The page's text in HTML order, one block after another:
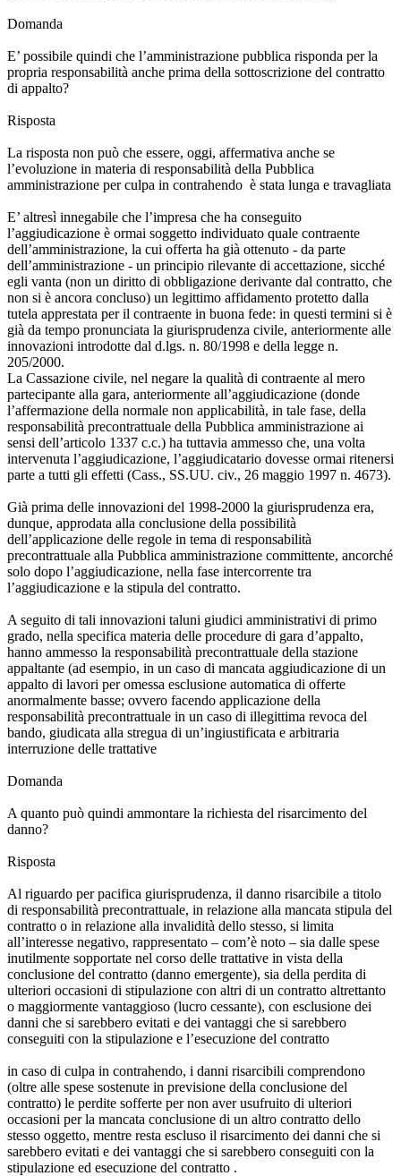
Domanda
E’ possibile quindi che l’amministrazione pubblica risponda per la
propria responsabilità anche prima della sottoscrizione del contratto
di appalto?
Risposta
La risposta non può che essere, oggi, affermativa anche se
l’evoluzione in materia di responsabilità della Pubblica
amministrazione per culpa in contrahendo è stata lunga e travagliata
E’ altresì innegabile che l’impresa che ha conseguito
l’aggiudicazione è ormai soggetto individuato quale contraente
dell’amministrazione, la cui offerta ha già ottenuto - da parte
dell’amministrazione - un principio rilevante di accettazione, sicché
egli vanta (non un diritto di obbligazione derivante dal contratto, che
non si è ancora concluso) un legittimo affidamento protetto dalla
tutela apprestata per il contraente in buona fede: in questi termini si è
già da tempo pronunciata la giurisprudenza civile, anteriormente alle
innovazioni introdotte dal d.lgs. n. 80/1998 e della legge n.
205/2000.
La Cassazione civile, nel negare la qualità di contraente al mero
partecipante alla gara, anteriormente all’aggiudicazione (donde
l’affermazione della normale non applicabilità, in tale fase, della
responsabilità precontrattuale della Pubblica amministrazione ai
sensi dell’articolo 1337 c.c.) ha tuttavia ammesso che, una volta
intervenuta l’aggiudicazione, l’aggiudicatario dovesse ormai ritenersi
parte a tutti gli effetti (Cass., SS.UU. civ., 26 maggio 1997 n. 4673).
Già prima delle innovazioni del 1998-2000 la giurisprudenza era,
dunque, approdata alla conclusione della possibilità
dell’applicazione delle regole in tema di responsabilità
precontrattuale alla Pubblica amministrazione committente, ancorché
solo dopo l’aggiudicazione, nella fase intercorrente tra
l’aggiudicazione e la stipula del contratto.
A seguito di tali innovazioni taluni giudici amministrativi di primo
grado, nella specifica materia delle procedure di gara d’appalto,
hanno ammesso la responsabilità precontrattuale della stazione
appaltante (ad esempio, in un caso di mancata aggiudicazione di un
appalto di lavori per omessa esclusione automatica di offerte
anormalmente basse; ovvero facendo applicazione della
responsabilità precontrattuale in un caso di illegittima revoca del
bando, giudicata alla stregua di un’ingiustificata e arbitraria
interruzione delle trattative
Domanda
A quanto può quindi ammontare la richiesta del risarcimento del
danno?
Risposta
Al riguardo per pacifica giurisprudenza, il danno risarcibile a titolo
di responsabilità precontrattuale, in relazione alla mancata stipula del
contratto o in relazione alla invalidità dello stesso, si limita
all’interesse negativo, rappresentato – com’è noto – sia dalle spese
inutilmente sopportate nel corso delle trattative in vista della
conclusione del contratto (danno emergente), sia della perdita di
ulteriori occasioni di stipulazione con altri di un contratto altrettanto
o maggiormente vantaggioso (lucro cessante), con esclusione dei
danni che si sarebbero evitati e dei vantaggi che si sarebbero
conseguiti con la stipulazione e l’esecuzione del contratto
in caso di culpa in contrahendo, i danni risarcibili comprendono
(oltre alle spese sostenute in previsione della conclusione del
contratto) le perdite sofferte per non aver usufruito di ulteriori
occasioni per la mancata conclusione di un altro contratto dello
stesso oggetto, mentre resta escluso il risarcimento dei danni che si
sarebbero evitati e dei vantaggi che si sarebbero conseguiti con la
stipulazione ed esecuzione del contratto .